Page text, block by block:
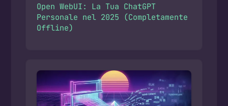
Open WebUI: La Tua ChatGPT
Personale nel 2025 (Completamente
Offline)